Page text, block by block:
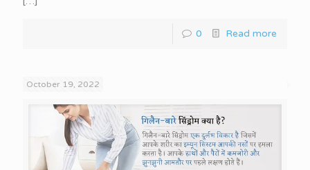
0 Read more
October 19, 2022